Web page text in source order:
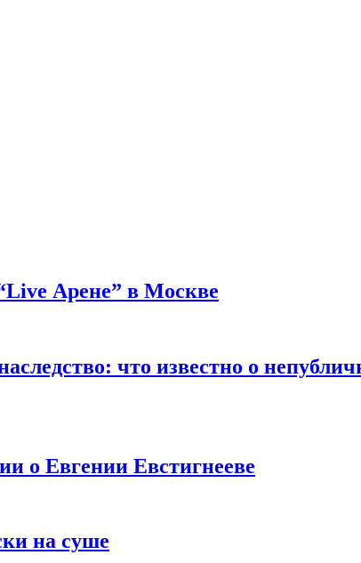
Арене” в Москве
что известно о
о Евгении Евстигнееве
на суше